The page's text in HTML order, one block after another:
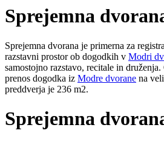
Sprejemna
Sprejemna dvorana je primerna za
razstavni prostor ob dogodkih v Modri
samostojno razstavo, recitale in
prenos dogodka iz Modre dvorane na
preddverja je 236 m2.
Sprejemna